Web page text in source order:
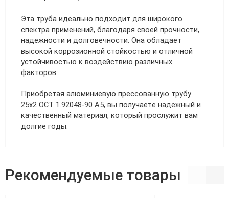
Эта труба идеально подходит для широкого
спектра применений, благодаря своей прочности,
надежности и долговечности. Она обладает
высокой коррозионной стойкостью и отличной
устойчивостью к воздействию различных
факторов.
Приобретая алюминиевую прессованную трубу
25х2 ОСТ 1.92048-90 А5, вы получаете надежный и
качественный материал, который прослужит вам
долгие годы.
Рекомендуемые товары